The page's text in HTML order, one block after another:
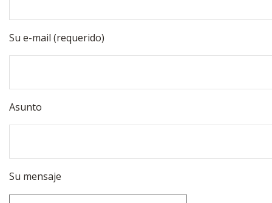
Su e-mail (requerido)
Asunto
Su mensaje